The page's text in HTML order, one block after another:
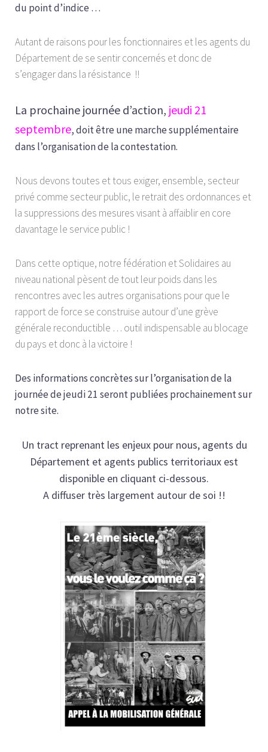
du point d’indice …
Autant de raisons pour les fonctionnaires et les agents du
Département de se sentir concernés et donc de
s’engager dans la résistance !!
La prochaine journée d’action, jeudi 21
septembre,doit être une marche supplémentaire
dans l’organisation de la contestation.
Nous devons toutes et tous exiger, ensemble, secteur
privé comme secteur public, le retrait des ordonnances et
la suppressions des mesures visant à affaiblir en core
davantage le service public !
Dans cette optique, notre fédération et Solidaires au
niveau national pèsent de tout leur poids dans les
rencontres avec les autres organisations pour que le
rapport de force se construise autour d’une grève
générale reconductible … outil indispensable au blocage
du pays et donc à la victoire !
Des informations concrètes sur l’organisation de la
journée de jeudi 21 seront publiées prochainement sur
notre site.
Un tract reprenant les enjeux pour nous, agents du
Département et agents publics territoriaux est
disponible en cliquant ci-dessous.
A diffuser très largement autour de soi !!